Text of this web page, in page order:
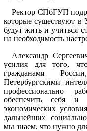
Ректор СПбГУП
которые существуют в
будут жить и учиться
на необходимость
Александр
усилия для того,
гражданами
Петербургскими
профессионально
обеспечить себя
экономических
дальнейших
мы знаем, что нужно